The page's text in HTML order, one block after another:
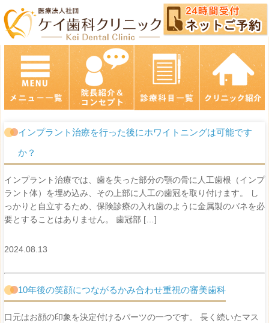
インプラント治療を行った後にホワイトニングは可能です
か？
インプラント治療では、歯を失った部分の顎の骨に人工歯根（インプ
ラント体）を埋め込み、その上部に人工の歯冠を取り付けます。 し
っかりと自立するため、保険診療の入れ歯のように金属製のバネを必
要とすることはありません。 歯冠部 […]
2024.08.13
10年後の笑顔につながるかみ合わせ重視の審美歯科
口元はお顔の印象を決定付けるパーツの一つです。 長く続いたマス